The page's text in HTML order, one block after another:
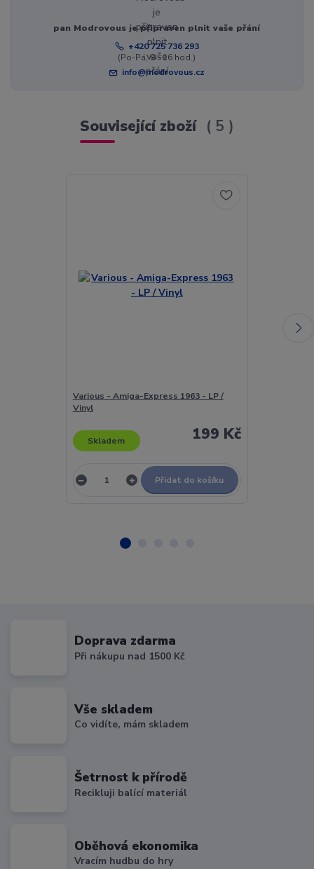
pan Modrovous je připraven plnit vaše přání
+420 725 736 293
(Po-Pá, 8 - 16 hod.)
info@modrovous.cz
Související zboží 5
Various - Amiga-Express 1963 - LP /
Vinyl
199 Kč
Skladem
Přidat do košíku
Doprava zdarma
Při nákupu nad 1500 Kč
Vše skladem
Co vidíte, mám skladem
Šetrnost k přírodě
Recikluji balící materiál
Oběhová ekonomika
Vracím hudbu do hry